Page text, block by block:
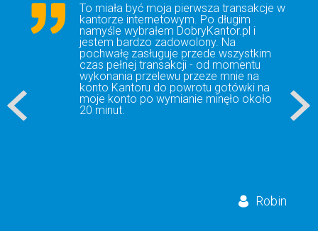
To miała być moja pierwsza transakcje w
kantorze internetowym. Po długim
namyśle wybrałem DobryKantor.pl i
jestem bardzo zadowolony. Na
pochwałę zasługuje przede wszystkim
czas pełnej transakcji - od momentu
wykonania przelewu przeze mnie na
konto Kantoru do powrotu gotówki na
moje konto po wymianie minęło około
20 minut.
Robin